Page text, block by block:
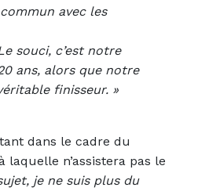
avec les
souci, c’est notre
ans, alors que notre
finisseur. »
dans le cadre du
n’assistera pas le
je ne suis plus du